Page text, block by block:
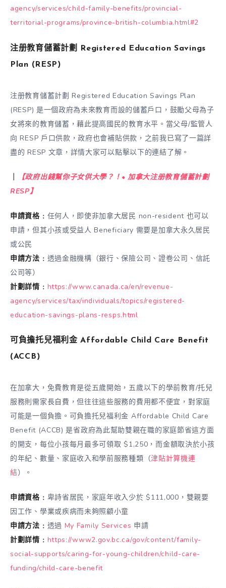
agency/services/child-family-benefits/provincial-
territorial-programs/province-british-columbia.html#2
注册教育儲蓄計劃 Registered Education Savings
Plan (RESP)
注册教育儲蓄計劃 Registered Education Savings Plan
(RESP) 是一個政府為未來教育而設的儲蓄戶口，鼓勵父母為子
女將來的教育儲蓄，藉此提高國民的教育水平。當父母/監管人
向 RESP 戶口供款，政府也會補貼供款，之前我已寫了一篇詳
盡的 RESP 文章，詳情大家可以點擊以下的連結了解。
【政府出錢幫你子女供大學？！• 加拿大注册教育儲蓄計劃
RESP】
申請資格﹕ 任何人，即使非加拿大居民 non-resident 也可以
申請，但其小孩或受益人 Beneficiary 需要是加拿大永久居民
或公民
申請方法﹕ 透過金融機構（銀行、保險公司、證卷公司、信託
公司等）
計劃詳情﹕ https://www.canada.ca/en/revenue-
agency/services/tax/individuals/topics/registered-
education-savings-plans-resps.html
可負擔托兒福利金 Affordable Child Care Benefit
(ACCB)
在加拿大，免費教育是從五歲開始，五歲以下的學前教育/托兒
服務則需家長自費，但往往這些服務的費用都不便宜，對家庭
可能是一個負擔。可負擔托兒福利金 Affordable Child Care
Benefit (ACCB) 是省政府為此幫助雙親在職的家庭節省這方面
的開支，每位小孩每月最多可領取 $1,250，而金額取決於小孩
的年紀、數量、家庭收入和學前服務種類（津貼計算機連
結）。
申請資格﹕ 卑詩省居民，家庭年收入少於 $111,000，雙親要
因工作、學業或疾病而未夠照顧小童
申請方法﹕ 透過 My Family Services 申請
計劃詳情﹕ https://www2.gov.bc.ca/gov/content/family-
social-supports/caring-for-young-children/child-care-
funding/child-care-benefit